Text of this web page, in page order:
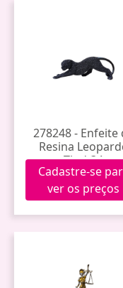
278248 - Enfeite
Resina
Tlpd-34
Cadastre-se
ver os preços